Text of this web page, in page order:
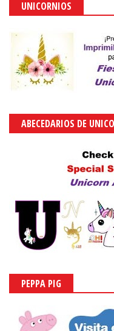
UNICORNIOS
ABECEDARIOS DE
PEPPA PIG